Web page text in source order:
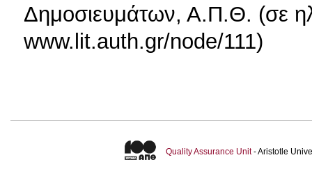
Δημοσιευμάτων, Α.Π.Θ. (σε
www.lit.auth.gr/node/111)
Quality Assurance Unit- Aristotle